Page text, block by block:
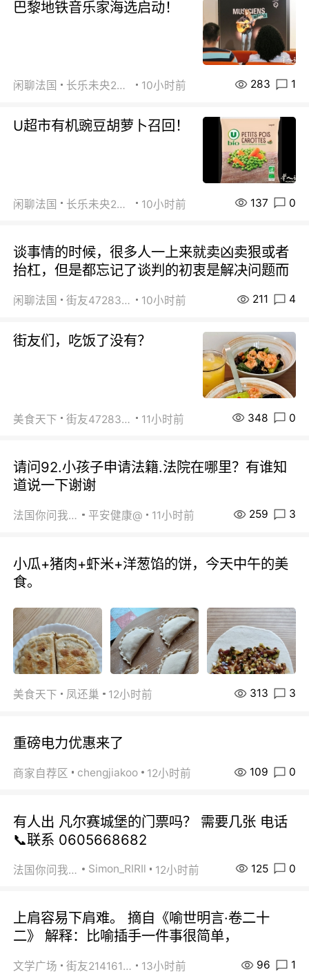
巴黎地铁音乐家海选启动！
闲聊法国 长乐未央2015 10小时前 283 1
U超市有机豌豆胡萝卜召回！
闲聊法国 长乐未央2015 10小时前 137 0
谈事情的时候，很多人一上来就卖凶卖狠或者
抬杠，但是都忘记了谈判的初衷是解决问题而
闲聊法国 街友472838572 10小时前 211 4
街友们，吃饭了没有？
美食天下 街友472838572 11小时前 348 0
请问92.小孩子申请法籍.法院在哪里？有谁知
道说一下谢谢
法国你问我答 平安健康@ 11小时前 259 3
小瓜+猪肉+虾米+洋葱馅的饼，今天中午的美
食。
美食天下 凤还巢 12小时前 313 3
重磅电力优惠来了
商家自荐区 chengjiakoo 12小时前 109 0
有人出 凡尔赛城堡的门票吗？ 需要几张 电话
📞联系 0605668682
法国你问我答 Simon_RIRIl 12小时前 125 0
上肩容易下肩难。 摘自《喻世明言·卷二十
二》 解释：比喻插手一件事很简单，
文学广场 街友21416156 13小时前 96 1